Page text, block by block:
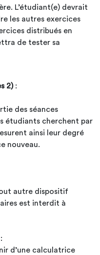
L’étudiant(e) devrait
les autres exercices
distribués en
de tester sa
2):
des séances
étudiants cherchent par
ainsi leur degré
nouveau.
autre dispositif
est interdit à
d’une calculatrice